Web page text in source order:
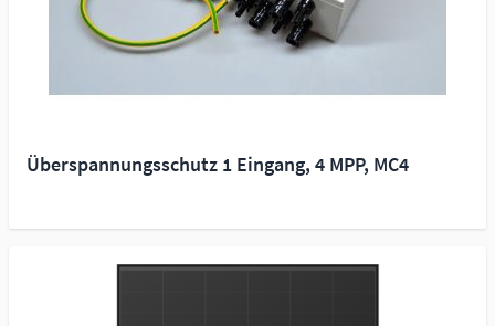
Überspannungsschutz 1 Eingang, 4 MPP, MC4